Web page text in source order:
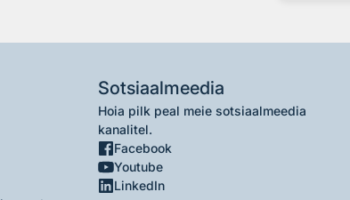
Sotsiaalmeedia
Hoia pilk peal meie sotsiaalmeedia
kanalitel.
Facebook
Youtube
LinkedIn